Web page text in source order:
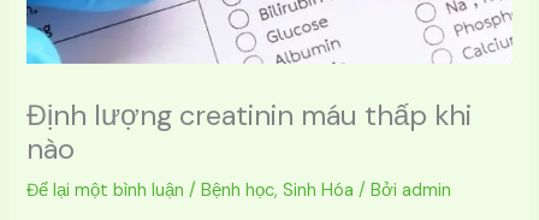
Định lượng creatinin máu thấp khi
nào
Để lại một bình luận /Bệnh học,Sinh Hóa / Bởiadmin